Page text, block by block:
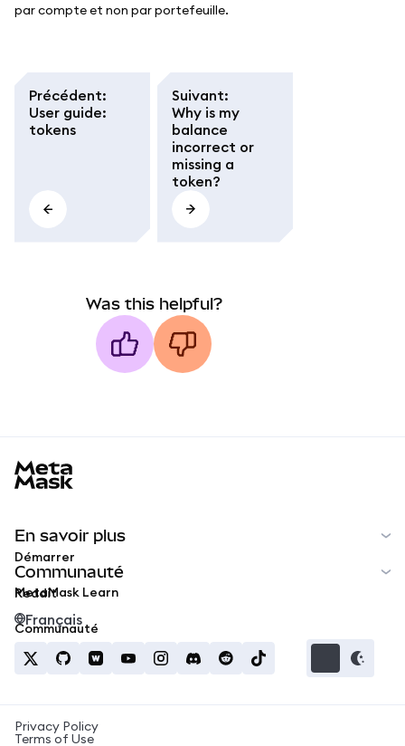
par compte et non par portefeuille.
Précédent:
User guide:
tokens
Suivant:
Why is my
balance
incorrect or
missing a
token?
Was this helpful?
En savoir plus
Démarrer
MetaMask Learn
Communauté
Reddit
Communauté
Français
Privacy Policy
Terms of Use